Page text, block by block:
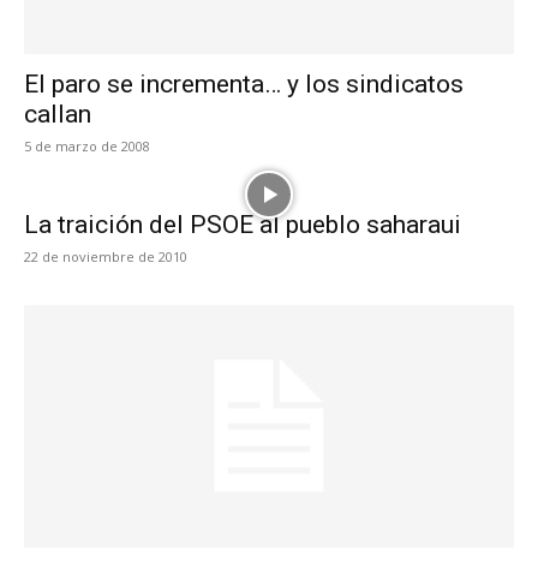
El paro se incrementa… y los sindicatos
callan
5 de marzo de 2008
La traición del PSOE al pueblo saharaui
22 de noviembre de 2010